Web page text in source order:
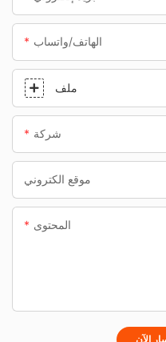
الهاتف/واتساب
ملف
شركة
موقع الكتروني
المحتوى
الآن